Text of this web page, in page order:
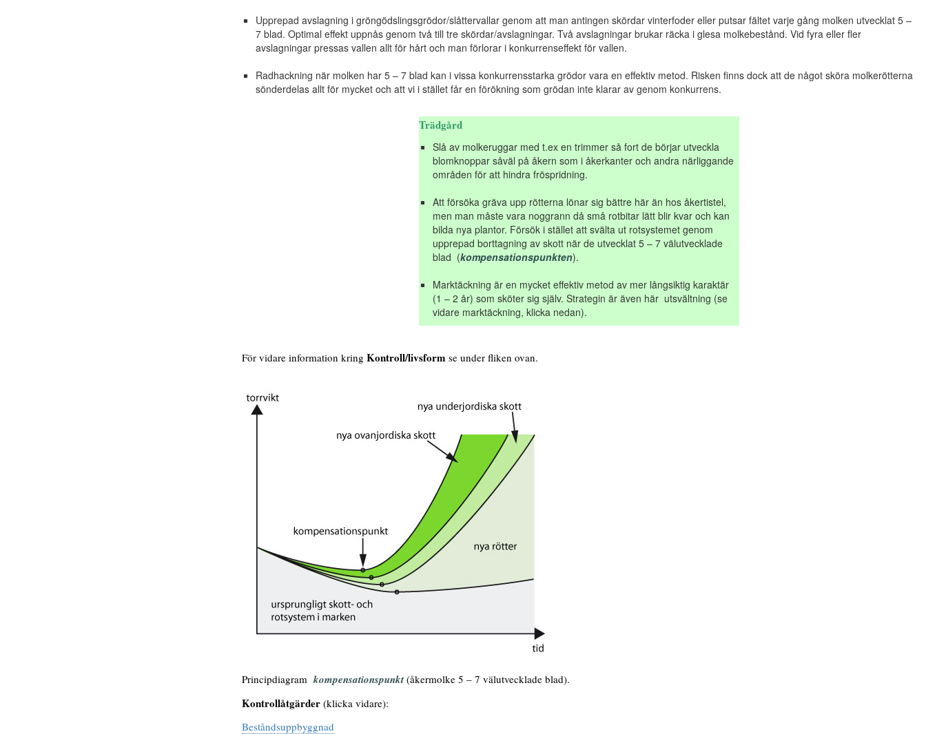
Upprepad avslagning i gröngödslingsgrödor/slåttervallar genom att man antingen skördar vinterfoder eller putsar fältet varje gång molken utvecklat 5 –
7 blad. Optimal effekt uppnås genom två till tre skördar/avslagningar. Två avslagningar brukar räcka i glesa molkebestånd. Vid fyra eller fler
avslagningar pressas vallen allt för hårt och man förlorar i konkurrenseffekt för vallen.
Radhackning när molken har 5 – 7 blad kan i vissa konkurrensstarka grödor vara en effektiv metod. Risken finns dock att de något sköra molkerötterna
sönderdelas allt för mycket och att vi i stället får en förökning som grödan inte klarar av genom konkurrens.
Trädgård
Slå av molkeruggar med t.ex en trimmer så fort de börjar utveckla
blomknoppar såväl på åkern som i åkerkanter och andra närliggande
områden för att hindra fröspridning.
Att försöka gräva upp rötterna lönar sig bättre här än hos åkertistel,
men man måste vara noggrann då små rotbitar lätt blir kvar och kan
bilda nya plantor. Försök i stället att svälta ut rotsystemet genom
upprepad borttagning av skott när de utvecklat 5 – 7 välutvecklade
blad (kompensationspunkten).
Marktäckning är en mycket effektiv metod av mer långsiktig karaktär
(1 – 2 år) som sköter sig själv. Strategin är även här utsvältning (se
vidare marktäckning, klicka nedan).
För vidare information kring Kontroll/livsform se under fliken ovan.
Principdiagram kompensationspunkt(åkermolke 5 – 7 välutvecklade blad).
Kontrollåtgärder (klicka vidare):
Beståndsuppbyggnad